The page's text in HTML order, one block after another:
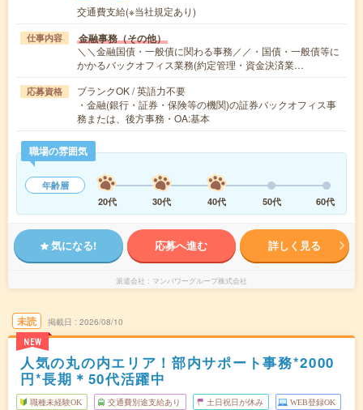
交通費支給(※当社規定あり)
仕事内容 金融事務（その他）
＼＼金融国債・一般債に関わる事務／／・国債・一般債等に
かかるバックオフィス業務(約定管理・資金決済業…
応募資格
ブランクOK / 英語力不要
・金融(銀行・証券・保険等の機関)の証券バックオフィス事
務または、後方事務・OA:基本
職場の雰囲気
年齢層
20代
30代 40代 50代 60代
気になる! 応募へ進む 詳しく見る
派遣会社 マンパワーグループ株式会社
未読
NEW
掲載日 2026/08/10
人気の丸の内エリア！部内サポート事務*2000
円*長期＊50代活躍中
職種未経験OK 交通費別途支給あり 土日祝日が休み WEB登録OK